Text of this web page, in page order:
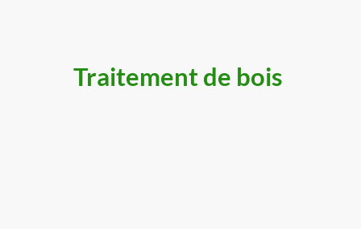
Traitement de bois